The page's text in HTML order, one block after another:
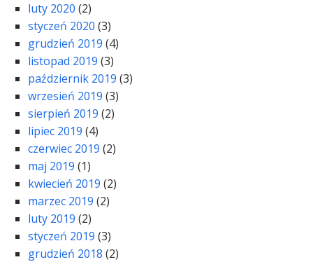
luty 2020 (2)
styczeń 2020 (3)
grudzień 2019 (4)
listopad 2019 (3)
październik 2019 (3)
wrzesień 2019 (3)
sierpień 2019 (2)
lipiec 2019 (4)
czerwiec 2019 (2)
maj 2019 (1)
kwiecień 2019 (2)
marzec 2019 (2)
luty 2019 (2)
styczeń 2019 (3)
grudzień 2018 (2)